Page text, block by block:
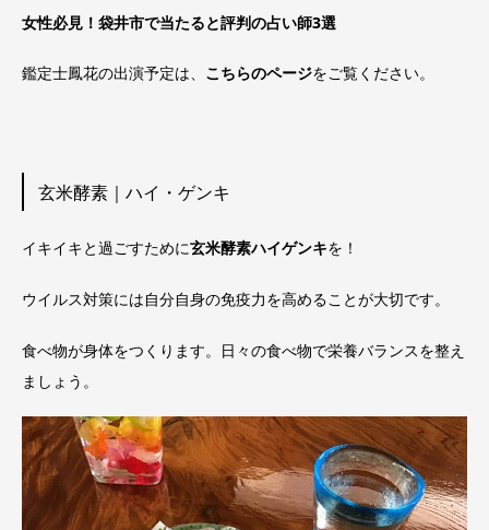
女性必見！袋井市で当たると評判の占い師3選
鑑定士鳳花の出演予定は、 こちらのページをご覧ください。
玄米酵素｜ハイ・ゲンキ
イキイキと過ごすために玄米酵素ハイゲンキを！
ウイルス対策には自分自身の免疫力を高めることが大切です。
食べ物が身体をつくります。日々の食べ物で栄養バランスを整え
ましょう。